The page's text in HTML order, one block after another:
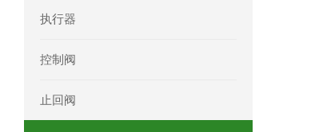
执行器
控制阀
止回阀